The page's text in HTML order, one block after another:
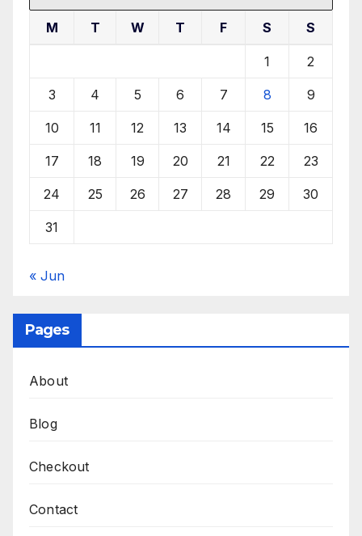
M T W T F S S
1 2
3 4 5 6 7 8 9
10 11 12 13 14 15 16
17 18 19 20 21 22 23
24 25 26 27 28 29 30
31
« Jun
Pages
About
Blog
Checkout
Contact